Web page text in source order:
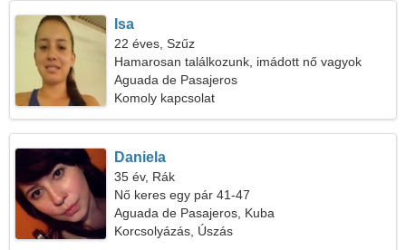
Isa
22 éves, Szűz
Hamarosan találkozunk, imádott nő vagyok
Aguada de Pasajeros
Komoly kapcsolat
Daniela
35 év, Rák
Nő keres egy pár 41-47
Aguada de Pasajeros, Kuba
Korcsolyázás, Úszás